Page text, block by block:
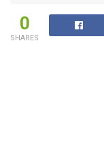
0
SHARES